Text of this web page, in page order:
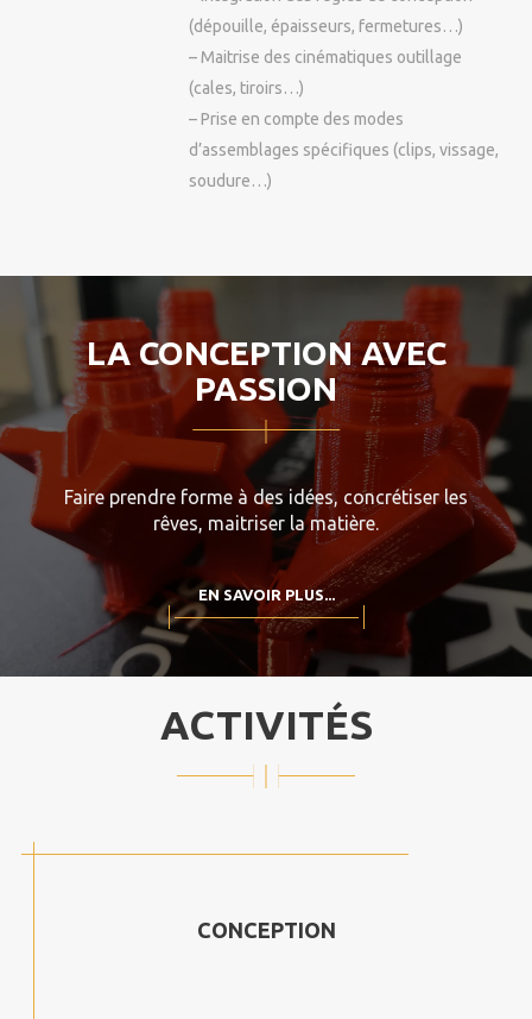
(dépouille, épaisseurs, fermetures…)
– Maitrise des cinématiques outillage
(cales, tiroirs…)
– Prise en compte des modes
d’assemblages spécifiques (clips, vissage,
soudure…)
LA CONCEPTION AVEC
PASSION
Faire prendre forme à des idées, concrétiser les
rêves, maitriser la matière.
EN SAVOIR PLUS...
ACTIVITÉS
CONCEPTION